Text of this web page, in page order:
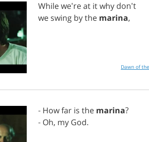
Whilewe'reat itwhy don't
we swing bythe marina,
Dawn of
- Howfar is the marina?
- Oh, my God.